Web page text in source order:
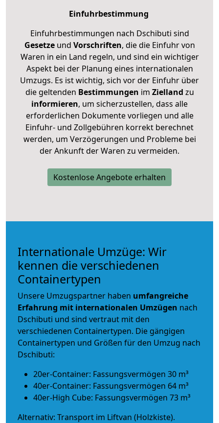
Einfuhrbestimmung
Einfuhrbestimmungen nach Dschibuti sind
Gesetzeund Vorschriften, die die Einfuhr von
Waren in ein Land regeln, und sind ein wichtiger
Aspekt bei der Planung eines internationalen
Umzugs. Es ist wichtig, sich vor der Einfuhr über
die geltenden Bestimmungen im Zielland zu
informieren, um sicherzustellen, dass alle
erforderlichen Dokumente vorliegen und alle
Einfuhr- und Zollgebühren korrekt berechnet
werden, um Verzögerungen und Probleme bei
der Ankunft der Waren zu vermeiden.
Kostenlose Angebote erhalten
Internationale Umzüge: Wir
kennen die verschiedenen
Containertypen
Unsere Umzugspartner haben umfangreiche
Erfahrung mit internationalen Umzügen nach
Dschibuti und sind vertraut mit den
verschiedenen Containertypen. Die gängigen
Containertypen und Größen für den Umzug nach
Dschibuti:
20er-Container: Fassungsvermögen 30 m³
40er-Container: Fassungsvermögen 64 m³
40er-High Cube: Fassungsvermögen 73 m³
Alternativ: Transport im Liftvan (Holzkiste).